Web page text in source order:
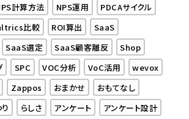
計算方法 NPS運用
PDCAサイクル
比較 ROI算出
SaaS
SaaS選定 SaaS顧客離反
Shop
SPC VOC分析 VoC活用
wevox
Zappos おまかせ
おもてなし
らしさ アンケート
アンケート設計